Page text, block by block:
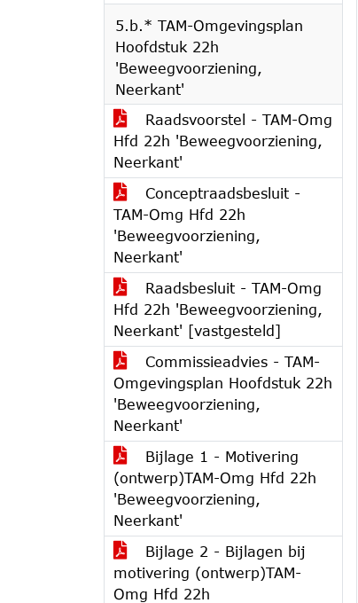
5.b.* TAM-Omgevingsplan
Hoofdstuk 22h
'Beweegvoorziening,
Neerkant'
Raadsvoorstel - TAM-Omg
Hfd 22h 'Beweegvoorziening,
Neerkant'
Conceptraadsbesluit -
TAM-Omg Hfd 22h
'Beweegvoorziening,
Neerkant'
Raadsbesluit - TAM-Omg
Hfd 22h 'Beweegvoorziening,
Neerkant' [vastgesteld]
Commissieadvies - TAM-
Omgevingsplan Hoofdstuk 22h
'Beweegvoorziening,
Neerkant'
Bijlage 1 - Motivering
(ontwerp)TAM-Omg Hfd 22h
'Beweegvoorziening,
Neerkant'
Bijlage 2 - Bijlagen bij
motivering (ontwerp)TAM-
Omg Hfd 22h